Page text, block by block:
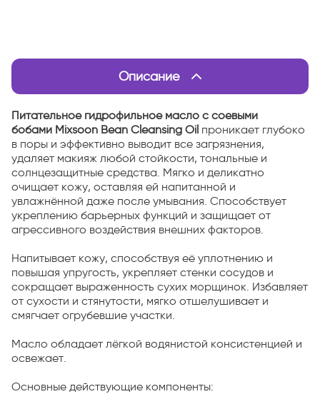
Описание
Питательное гидрофильное масло с соевыми
бобами Mixsoon Bean Cleansing Oil проникает глубоко
в поры и эффективно выводит все загрязнения,
удаляет макияж любой стойкости, тональные и
солнцезащитные средства. Мягко и деликатно
очищает кожу, оставляя ей напитанной и
увлажнённой даже после умывания. Способствует
укреплению барьерных функций и защищает от
агрессивного воздействия внешних факторов.
Напитывает кожу, способствуя её уплотнению и
повышая упругость, укрепляет стенки сосудов и
сокращает выраженность сухих морщинок. Избавляет
от сухости и стянутости, мягко отшелушивает и
смягчает огрубевшие участки.
Масло обладает лёгкой водянистой консистенцией и
освежает.
Основные действующие компоненты: